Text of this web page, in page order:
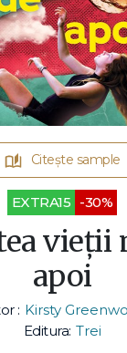
Citește sample
EXTRA15 -30%
vieții
apoi
: Kirsty
Editura: Trei